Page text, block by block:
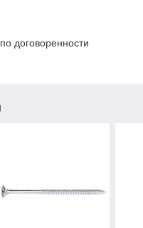
договоренности